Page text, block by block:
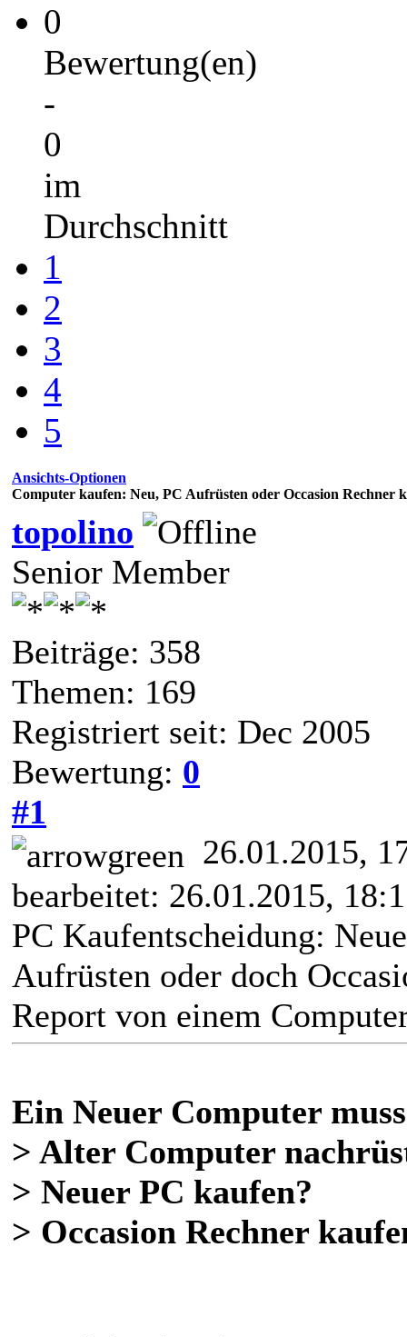
0
Bewertung(en)
-
0
im
Durchschnitt
1
2
3
4
5
Ansichts-Optionen
Computer kaufen: Neu, PC Aufrüsten oder Occasion Rechner
topolino
Senior Member
Beiträge: 358
Themen: 169
Registriert seit: Dec 2005
Bewertung: 0
#1
26.01.2015,
bearbeitet: 26.01.2015,
PC Kaufentscheidung:
Aufrüsten oder doch
Report von einem
Ein Neuer Computer
> Alter Computer
> Neuer PC kaufen?
> Occasion Rechner